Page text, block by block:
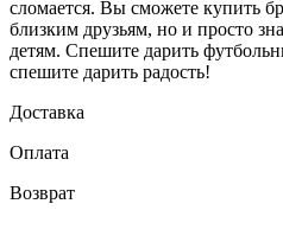
сломается. Вы сможете купить
близким друзьям, но и просто
детям. Спешите дарить
спешите дарить радость!
Доставка
Оплата
Возврат